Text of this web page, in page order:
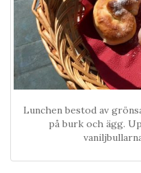
Lunchen bestod av
på burk och ägg.